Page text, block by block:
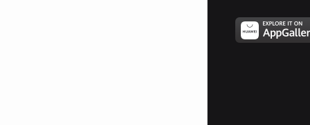
Живота не се измерва с броя вдишвания, които
правим, а с моментите, които спират дъха ни!!!